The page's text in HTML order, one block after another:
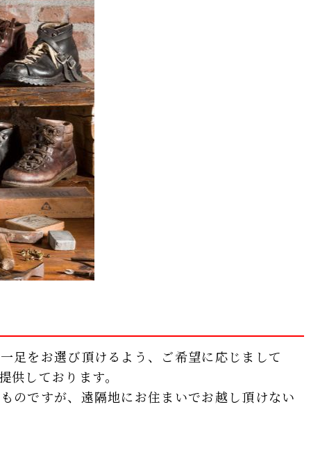
足をお選び頂けるよう、ご希望に応じまして
しております。
のですが、遠隔地にお住まいでお越し頂けない